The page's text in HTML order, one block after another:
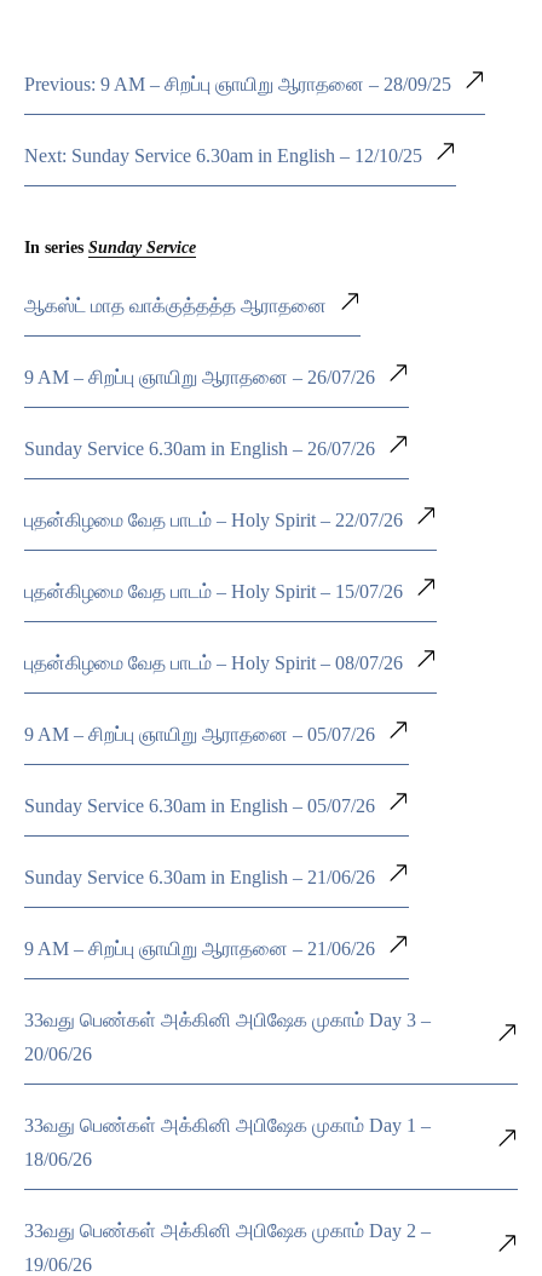
Previous: 9 AM – சிறப்பு ஞாயிறு ஆராதனை – 28/09/25
Next: Sunday Service 6.30am in English – 12/10/25
In series Sunday Service
ஆகஸ்ட் மாத வாக்குத்தத்த ஆராதனை
9 AM – சிறப்பு ஞாயிறு ஆராதனை – 26/07/26
Sunday Service 6.30am in English – 26/07/26
புதன்கிழமை வேத பாடம் – Holy Spirit – 22/07/26
புதன்கிழமை வேத பாடம் – Holy Spirit – 15/07/26
புதன்கிழமை வேத பாடம் – Holy Spirit – 08/07/26
9 AM – சிறப்பு ஞாயிறு ஆராதனை – 05/07/26
Sunday Service 6.30am in English – 05/07/26
Sunday Service 6.30am in English – 21/06/26
9 AM – சிறப்பு ஞாயிறு ஆராதனை – 21/06/26
33வது பெண்கள் அக்கினி அபிஷேக முகாம் Day 3 –
20/06/26
33வது பெண்கள் அக்கினி அபிஷேக முகாம் Day 1 –
18/06/26
33வது பெண்கள் அக்கினி அபிஷேக முகாம் Day 2 –
19/06/26